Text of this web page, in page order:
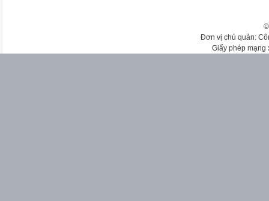
Đơn vị chủ quản:
Giấy phép mạng